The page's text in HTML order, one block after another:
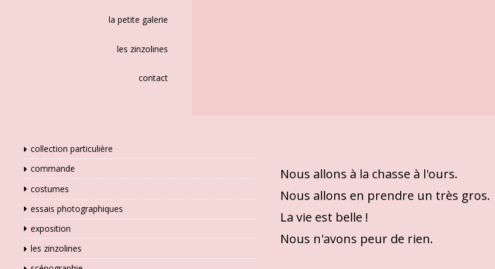
la petite galerie
les zinzolines
contact
collection particulière
commande
costumes
essais photographiques
exposition
les zinzolines
Nous allons à la chasse à l'ours.
Nous allons en prendre un très gros.
La vie est belle !
Nous n'avons peur de rien.